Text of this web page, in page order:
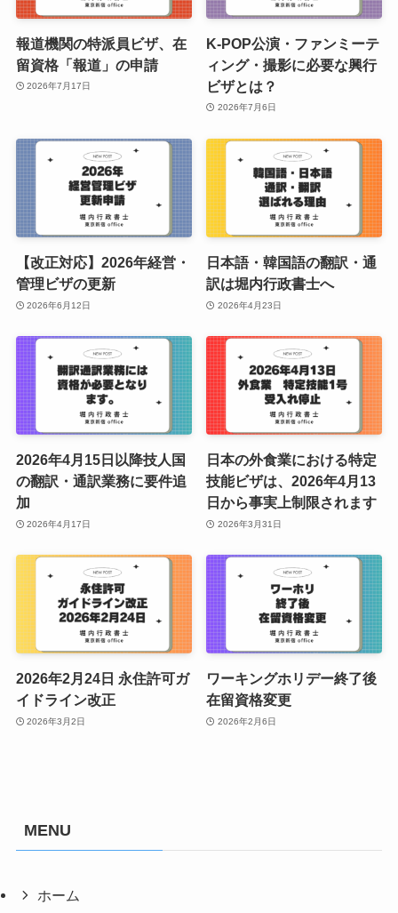
報道機関の特派員ビザ、在
留資格「報道」の申請
2026年7月17日
K-POP公演・ファンミーテ
ィング・撮影に必要な興行
ビザとは？
2026年7月6日
【改正対応】2026年経営・
管理ビザの更新
2026年6月12日
日本語・韓国語の翻訳・通
訳は堀内行政書士へ
2026年4月23日
2026年4月15日以降技人国
の翻訳・通訳業務に要件追
加
2026年4月17日
日本の外食業における特定
技能ビザは、2026年4月13
日から事実上制限されます
2026年3月31日
2026年2月24日 永住許可ガ
イドライン改正
2026年3月2日
ワーキングホリデー終了後
在留資格変更
2026年2月6日
MENU
ホーム